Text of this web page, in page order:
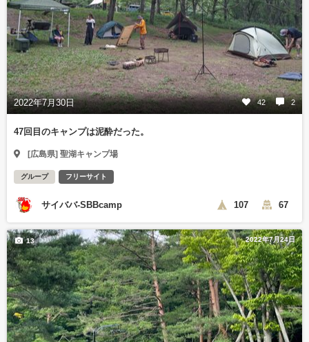
2022年7月30日 42 2
47回目のキャンプは泥酔だった。
[広島県] 聖湖キャンプ場
グループ フリーサイト
サイババ-SBBcamp 107 67
2022年7月24日
13